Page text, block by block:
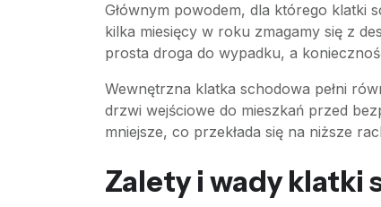
Głównym powodem, dla którego klatki
kilka miesięcy w roku zmagamy się z
prosta droga do wypadku, a
Wewnętrzna klatka schodowa pełni
drzwi wejściowe do mieszkań przed
mniejsze, co przekłada się na niższe
Zalety i wady klatki